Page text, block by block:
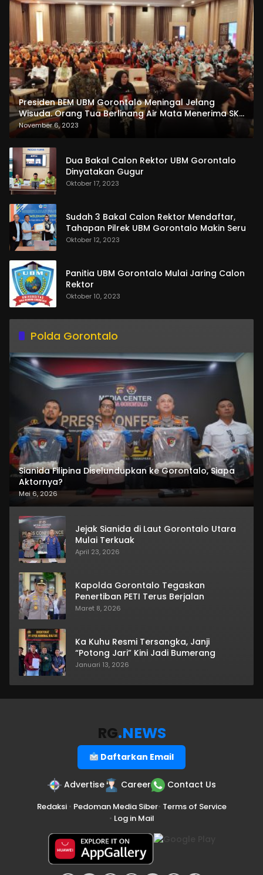
Presiden BEM UBM Gorontalo Meningal Jelang
Wisuda. Orang Tua Berlinang Air Mata Menerima SKL
dan Pemasangan Salempang
November 6, 2023
Dua Bakal Calon Rektor UBM Gorontalo
Dinyatakan Gugur
Oktober 17, 2023
Sudah 3 Bakal Calon Rektor Mendaftar,
Tahapan Pilrek UBM Gorontalo Makin Seru
Oktober 12, 2023
Panitia UBM Gorontalo Mulai Jaring Calon
Rektor
Oktober 10, 2023
Polda Gorontalo
Sianida Filipina Diselundupkan ke Gorontalo, Siapa
Aktornya?
Mei 6, 2026
Jejak Sianida di Laut Gorontalo Utara
Mulai Terkuak
April 23, 2026
Kapolda Gorontalo Tegaskan
Penertiban PETI Terus Berjalan
Maret 8, 2026
Ka Kuhu Resmi Tersangka, Janji
“Potong Jari” Kini Jadi Bumerang
Januari 13, 2026
RG.NEWS
Daftarkan Email
Advertise Career Contact Us
Redaksi• Pedoman Media Siber• Terms of Service
• Log in Mail